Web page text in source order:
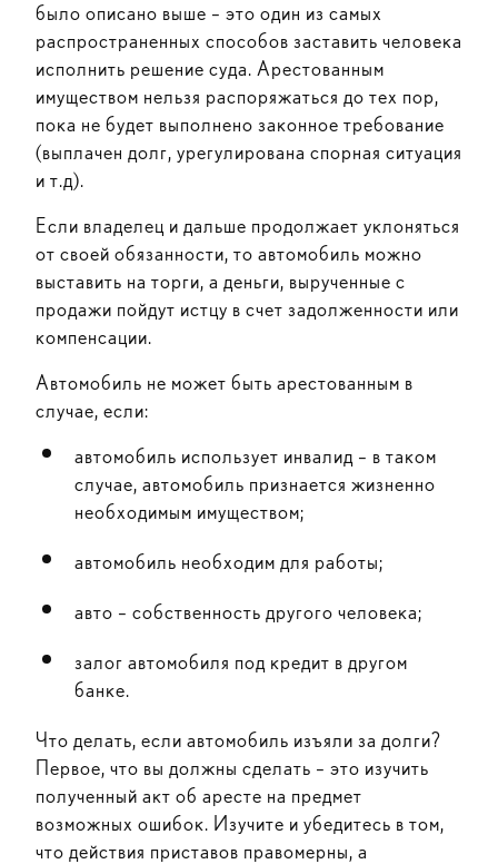
было описано выше – это один из самых
распространенных способов заставить человека
исполнить решение суда. Арестованным
имуществом нельзя распоряжаться до тех пор,
пока не будет выполнено законное требование
(выплачен долг, урегулирована спорная ситуация
и т.д).
Если владелец и дальше продолжает уклоняться
от своей обязанности, то автомобиль можно
выставить на торги, а деньги, вырученные с
продажи пойдут истцу в счет задолженности или
компенсации.
Автомобиль не может быть арестованным в
случае, если:
автомобиль использует инвалид – в таком
случае, автомобиль признается жизненно
необходимым имуществом;
автомобиль необходим для работы;
авто – собственность другого человека;
залог автомобиля под кредит в другом
банке.
Что делать, если автомобиль изъяли за долги?
Первое, что вы должны сделать – это изучить
полученный акт об аресте на предмет
возможных ошибок. Изучите и убедитесь в том,
что действия приставов правомерны, а